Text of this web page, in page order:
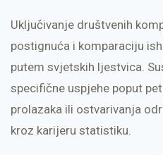
Uključivanje društvenih
postignuća i komparaciju
putem svjetskih ljestvica.
specifične uspjehe poput
prolazaka ili ostvarivanja
kroz karijeru statistiku.